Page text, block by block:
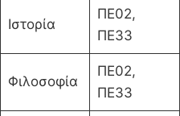
Ιστορία
ΠΕ02,
ΠΕ33
Φιλοσοφία
ΠΕ02,
ΠΕ33